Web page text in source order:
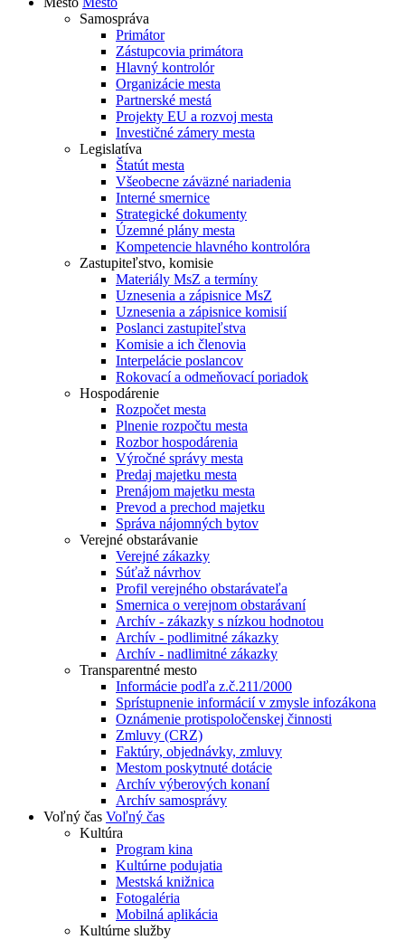
Samospráva
Primátor
Zástupcovia primátora
Hlavný kontrolór
Organizácie mesta
Partnerské mestá
Projekty EU a rozvoj mesta
Investičné zámery mesta
Legislatíva
Štatút mesta
Všeobecne záväzné nariadenia
Interné smernice
Strategické dokumenty
Územné plány mesta
Kompetencie hlavného kontrolóra
Zastupiteľstvo, komisie
Materiály MsZ a termíny
Uznesenia a zápisnice MsZ
Uznesenia a zápisnice komisií
Poslanci zastupiteľstva
Komisie a ich členovia
Interpelácie poslancov
Rokovací a odmeňovací poriadok
Hospodárenie
Rozpočet mesta
Plnenie rozpočtu mesta
Rozbor hospodárenia
Výročné správy mesta
Predaj majetku mesta
Prenájom majetku mesta
Prevod a prechod majetku
Správa nájomných bytov
Verejné obstarávanie
Verejné zákazky
Súťaž návrhov
Profil verejného obstarávateľa
Smernica o verejnom obstarávaní
Archív - zákazky s nízkou hodnotou
Archív - podlimitné zákazky
Archív - nadlimitné zákazky
Transparentné mesto
Informácie podľa z.č.211/2000
Sprístupnenie informácií v zmysle infozákona
Oznámenie protispoločenskej činnosti
Zmluvy (CRZ)
Faktúry, objednávky, zmluvy
Mestom poskytnuté dotácie
Archív výberových konaní
Archív samosprávy
Voľný čas Voľný čas
Kultúra
Program kina
Kultúrne podujatia
Mestská knižnica
Fotogaléria
Mobilná aplikácia
Kultúrne služby